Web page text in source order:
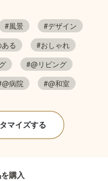
#風景
#デザイン
る
#おしゃれ
#@リビング
病院 #@和室
マイズする
購入